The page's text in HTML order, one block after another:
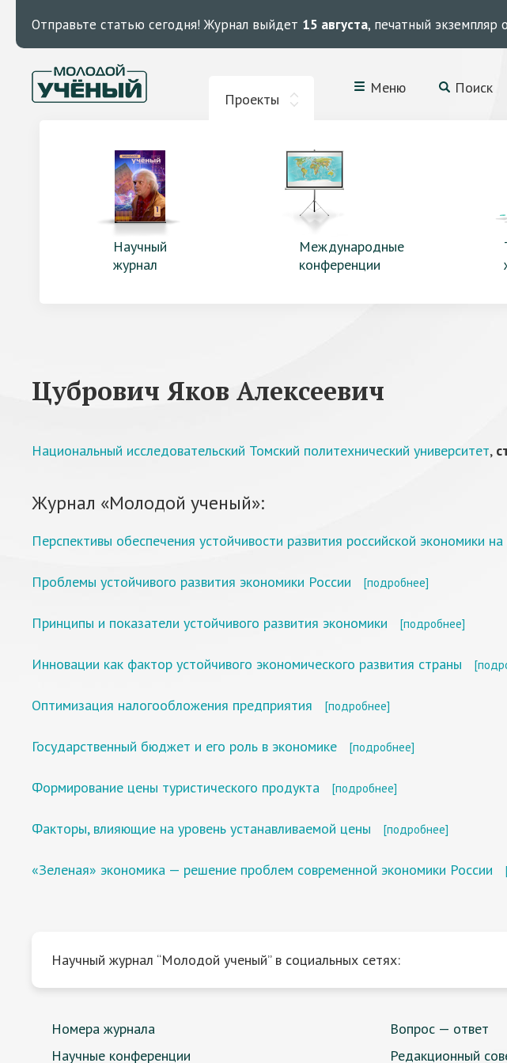
Отправьте статью сегодня! Журнал выйдет 15 августа, печатный экземпляр
Проекты
Меню Поиск
Научный
журнал
Международные
конференции
Цубрович Яков Алексеевич
Национальный исследовательский Томский политехнический университет,
Журнал «Молодой ученый»:
Перспективы обеспечения устойчивости развития российской экономики
Проблемы устойчивого развития экономики России [подробнее]
Принципы и показатели устойчивого развития экономики [подробнее]
Инновации как фактор устойчивого экономического развития страны
Оптимизация налогообложения предприятия [подробнее]
Государственный бюджет и его роль в экономике [подробнее]
Формирование цены туристического продукта [подробнее]
Факторы, влияющие на уровень устанавливаемой цены [подробнее]
«Зеленая» экономика — решение проблем современной экономики России
Научный журнал “Молодой ученый” в социальных сетях:
Номера журнала
Научные конференции
Вопрос — ответ
Редакционный